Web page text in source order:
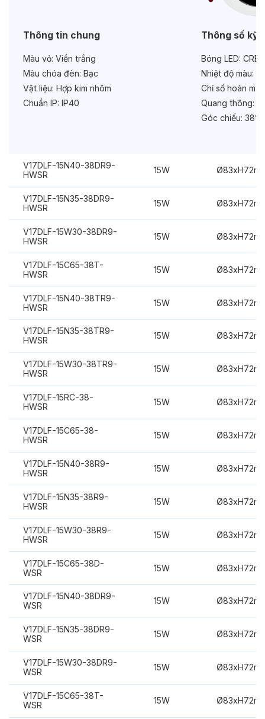
Chức năng:Dimmer Triac
Chống chói:Honeycomb
Thông tin chung
Màu vỏ: Viền trắng
Màu chóa đèn: Bạc
Vật liệu: Hợp kim nhôm
Chuẩn IP: IP40
Thông số kỹ
Bóng LED:
Nhiệt độ màu:
Chỉ số hoàn
Quang thông:
Góc chiếu: 38°
V17DLF-15N40-38DR9-
HWSR
15W
V17DLF-15N35-38DR9-
HWSR
15W
V17DLF-15W30-38DR9-
HWSR
15W
V17DLF-15C65-38T-
HWSR
15W
V17DLF-15N40-38TR9-
HWSR
15W
V17DLF-15N35-38TR9-
HWSR
15W
V17DLF-15W30-38TR9-
HWSR
15W
V17DLF-15RC-38-
HWSR
15W
V17DLF-15C65-38-
HWSR
15W
V17DLF-15N40-38R9-
HWSR
15W
V17DLF-15N35-38R9-
HWSR
15W
V17DLF-15W30-38R9-
HWSR
15W
V17DLF-15C65-38D-
WSR
15W
V17DLF-15N40-38DR9-
WSR
15W
V17DLF-15N35-38DR9-
WSR
15W
V17DLF-15W30-38DR9-
WSR
15W
V17DLF-15C65-38T-
WSR
15W